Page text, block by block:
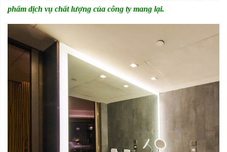
phẩm dịch vụ chất lượng của công ty mang lại.